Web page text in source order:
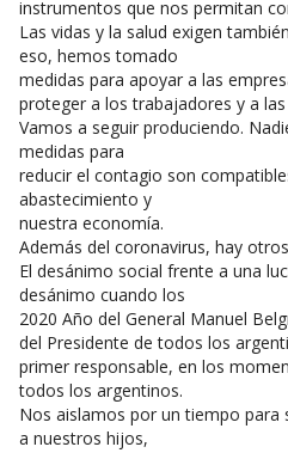
instrumentos que nos permitan
Las vidas y la salud exigen
eso, hemos tomado
medidas para apoyar a las
proteger a los trabajadores y a
Vamos a seguir produciendo.
medidas para
reducir el contagio son
abastecimiento y
nuestra economía.
Además del coronavirus, hay
El desánimo social frente a una
desánimo cuando los
2020 Año del General Manuel
del Presidente de todos los
primer responsable, en los
todos los argentinos.
Nos aislamos por un tiempo para
a nuestros hijos,